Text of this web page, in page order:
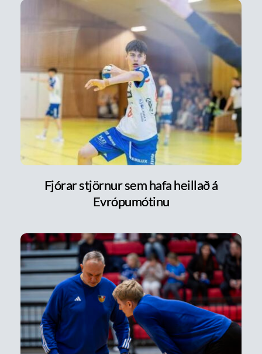
Fjórar stjörnur sem hafa heillað á
Evrópumótinu